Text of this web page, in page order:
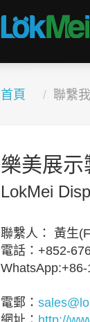
首頁 聯繫
樂美展示
LokMei
聯繫人： 黃生
電話：+852-
電郵：